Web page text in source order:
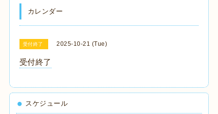
カレンダー
受付終了 2025-10-21 (Tue)
受付終了
スケジュール